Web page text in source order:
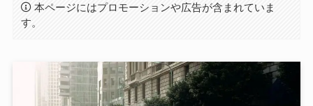
本ページにはプロモーションや広告が含まれていま
す。